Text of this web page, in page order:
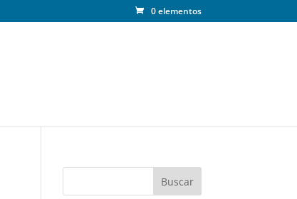
0 elementos